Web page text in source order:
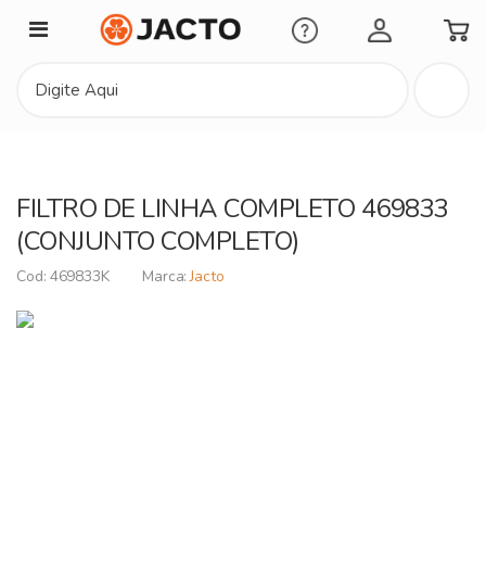
Minha Conta
FILTRO DE LINHA COMPLETO 469833
(CONJUNTO COMPLETO)
469833K Jacto